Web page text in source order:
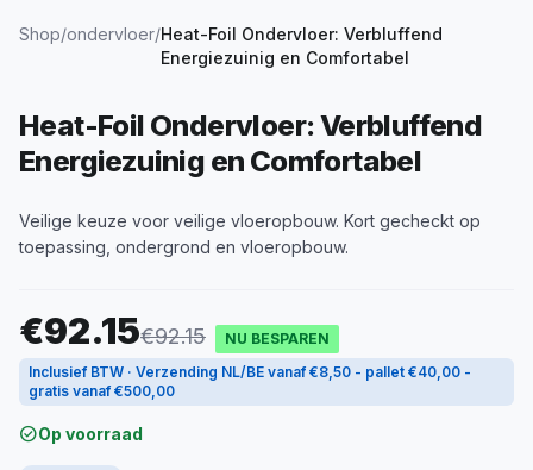
Shop/ondervloer/Heat-Foil Ondervloer: Verbluffend
Energiezuinig en Comfortabel
Heat-Foil Ondervloer: Verbluffend
Energiezuinig en Comfortabel
Veilige keuze voor veilige vloeropbouw. Kort gecheckt op
toepassing, ondergrond en vloeropbouw.
€92.15€92.15
NU BESPAREN
Inclusief BTW · Verzending NL/BE vanaf €8,50 - pallet €40,00 -
gratis vanaf €500,00
check_circleOp voorraad